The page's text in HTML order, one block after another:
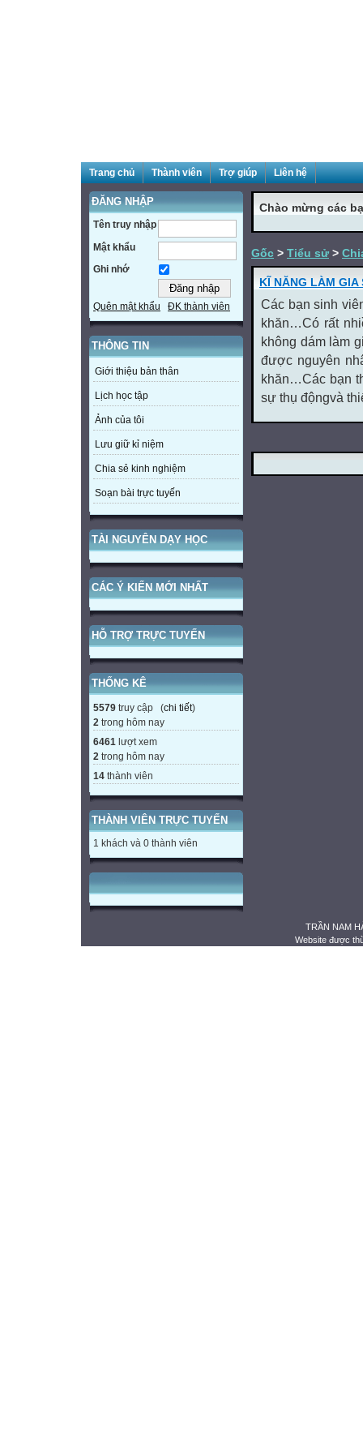
Trang chủ Thành viên Trợ giúp Liên hệ
ĐĂNG NHẬP
Tên truy nhập
Mật khẩu
Ghi nhớ
Quên mật khẩu ĐK thành viên
THÔNG TIN
Giới thiệu bản thân
Lịch học tập
Ảnh của tôi
Lưu giữ kỉ niệm
Chia sẻ kinh nghiệm
Soạn bài trực tuyến
TÀI NGUYÊN DẠY HỌC
CÁC Ý KIẾN MỚI NHẤT
HỖ TRỢ TRỰC TUYẾN
THỐNG KÊ
5579 truy cập (chi tiết)
2 trong hôm nay
6461 lượt xem
2 trong hôm nay
14 thành viên
THÀNH VIÊN TRỰC TUYẾN
1 khách và 0 thành viên
Chào mừng các
Gốc > Tiểu sử >
KĨ NĂNG LÀM GIA
Các bạn sinh
khăn…Có rất
không dám làm
được nguyên
khăn…Các bạn
sự thụ độngvà
TRẦN NAM
Website được